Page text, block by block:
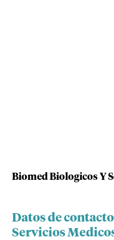
Biomed Biologicos Y
Datos de
Servicios